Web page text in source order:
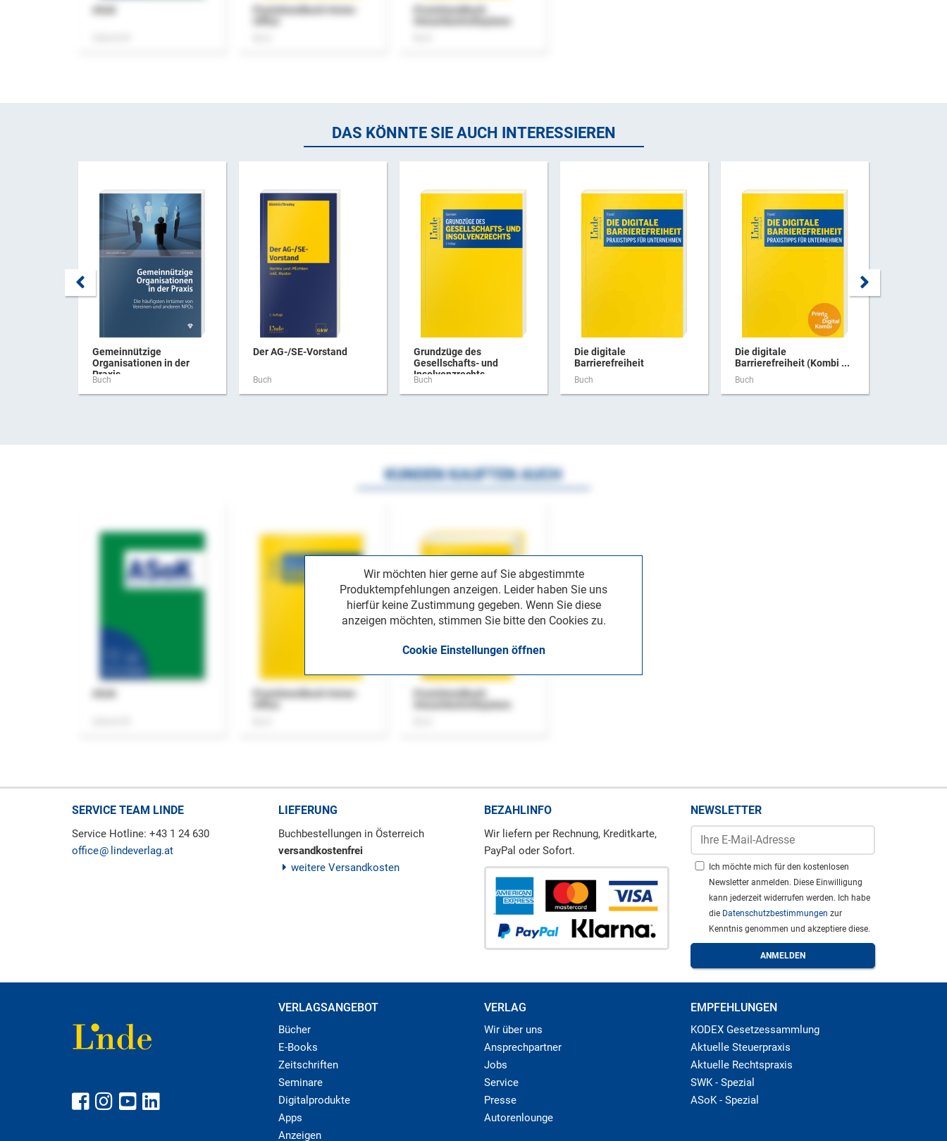
Praxishandbuch Home-
Praxishandbuch
DAS KÖNNTE SIE AUCH INTERESSIEREN
Gemeinnützige
Organisationen in der
Praxis
Buch
Der AG-/SE-Vorstand
Buch
Grundzüge des
Gesellschafts- und
Insolvenzrechts
Buch
Die digitale
Barrierefreiheit
Buch
Die digitale
Barrierefreiheit (Kombi ...
Buch
Wir möchten hier gerne auf Sie abgestimmte
Produktempfehlungen anzeigen. Leider haben Sie uns
hierfür keine Zustimmung gegeben. Wenn Sie diese
anzeigen möchten, stimmen Sie bitte den Cookies zu.
Cookie Einstellungen öffnen
KUNDEN KAUFTEN AUCH
Praxishandbuch Home-
Praxishandbuch
SERVICE TEAM LINDE
Service Hotline: +43 1 24 630
office
lindeverlag.at
LIEFERUNG
Buchbestellungen in Österreich
versandkostenfrei
weitere Versandkosten
BEZAHLINFO
Wir liefern per Rechnung, Kreditkarte,
PayPal oder Sofort.
NEWSLETTER
Ich möchte mich für den kostenlosen
Newsletter anmelden. Diese Einwilligung
kann jederzeit widerrufen werden. Ich habe
die Datenschutzbestimmungen zur
Kenntnis genommen und akzeptiere diese.
VERLAGSANGEBOT
Bücher
E-Books
Zeitschriften
Seminare
Digitalprodukte
Apps
Anzeigen
VERLAG
Wir über uns
Ansprechpartner
Jobs
Service
Presse
Autorenlounge
EMPFEHLUNGEN
KODEX Gesetzessammlung
Aktuelle Steuerpraxis
Aktuelle Rechtspraxis
SWK - Spezial
ASoK - Spezial